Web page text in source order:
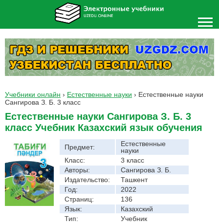
Учебники онлайн › Естественные науки › Естественные науки
Сангирова З. Б. 3 класс
Естественные науки Сангирова З. Б. 3
класс Учебник Казахский язык обучения
Предмет:
Естественные
науки
Класс:
3 класс
Авторы:
Сангирова З. Б.
Издательство:
Ташкент
Год:
2022
Страниц:
136
Язык:
Казахский
Тип:
Учебник